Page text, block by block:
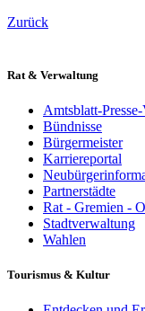
Zurück
Rat & Verwaltung
Amtsblatt-
Bündnisse
Bürgermeister
Karriereportal
Partnerstädte
Rat - Gremien -
Stadtverwaltung
Wahlen
Tourismus & Kultur